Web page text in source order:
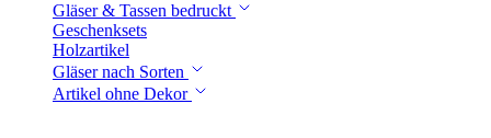
Gläser & Tassen bedruckt
Geschenksets
Holzartikel
Gläser nach Sorten
Artikel ohne Dekor